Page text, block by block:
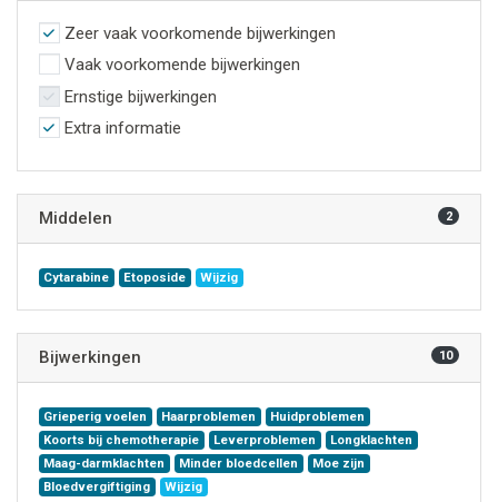
Zeer vaak voorkomende bijwerkingen
Vaak voorkomende bijwerkingen
Ernstige bijwerkingen
Extra informatie
Middelen 2
Cytarabine Etoposide Wijzig
Bijwerkingen 10
Grieperig voelen Haarproblemen
Huidproblemen
Koorts bij chemotherapie
Leverproblemen
Longklachten
Maag-darmklachten
Minder bloedcellen
Moe zijn
Bloedvergiftiging
Wijzig